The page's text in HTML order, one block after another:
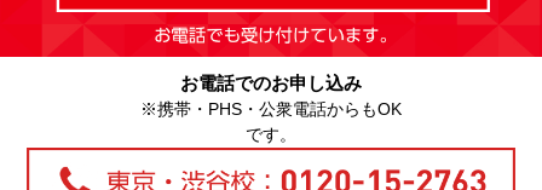
お電話でのお申し込み
※携帯・PHS・公衆電話からもOK
です。